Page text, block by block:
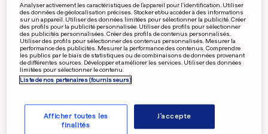
PREMIER LEAGUE - 32E JOURNÉE
City à un derby du titre en
Angleterre
FOOTBALL EN ITALIE
Analyser activement les caractéristiques de l’appareil pour l’identification. Utiliser
des données de géolocalisation précises. Stocker et/ou accéder à des informations
sur un appareil. Utiliser des données limitées pour sélectionner la publicité. Créer
des profils pour la publicité personnalisée. Utiliser des profils pour sélectionner
des publicités personnalisées. Créer des profils de contenus personnalisés.
Utiliser des profils pour sélectionner des contenus personnalisés. Mesurer la
performance des publicités. Mesurer la performance des contenus. Comprendre
les publics par le biais de statistiques ou de combinaisons de données provenant
de différentes sources. Développer et améliorer les services. Utiliser des données
limitées pour sélectionner le contenu.
Liste de nos partenaires (fournisseurs)
Afficher toutes les
finalités
J'accepte